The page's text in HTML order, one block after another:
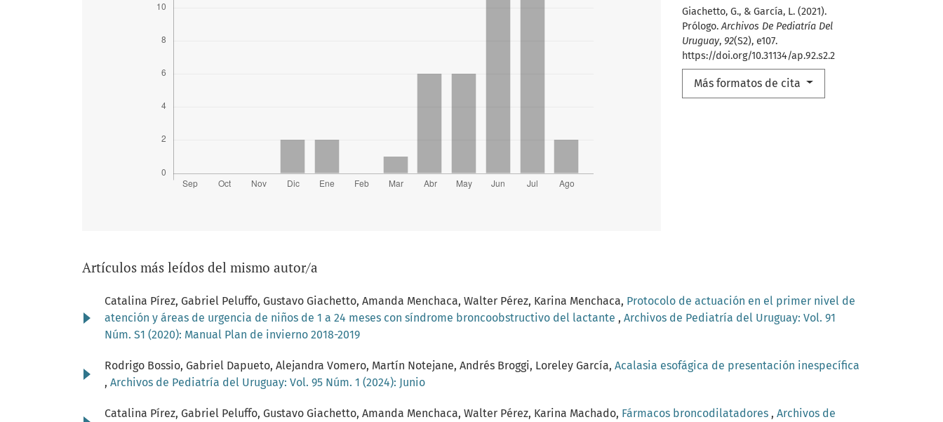
Giachetto, G., & García, L. (2021).
Prólogo.Archivos De Pediatría Del
Uruguay, 92(S2), e107.
https://doi.org/10.31134/ap.92.s2.2
Más formatos de cita
Artículos más leídos del mismo autor/a
Catalina Pírez, Gabriel Peluffo, Gustavo Giachetto, Amanda Menchaca, Walter Pérez, Karina Menchaca, Protocolo de actuación en el primer nivel de
atención y áreas de urgencia de niños de 1 a 24 meses con síndrome broncoobstructivo del lactante , Archivos de Pediatría del Uruguay: Vol. 91
Núm. S1 (2020): Manual Plan de invierno 2018-2019
Rodrigo Bossio, Gabriel Dapueto, Alejandra Vomero, Martín Notejane, Andrés Broggi, Loreley García, Acalasia esofágica de presentación inespecífica
, Archivos de Pediatría del Uruguay: Vol. 95 Núm. 1 (2024): Junio
Catalina Pírez, Gabriel Peluffo, Gustavo Giachetto, Amanda Menchaca, Walter Pérez, Karina Machado, Fármacos broncodilatadores , Archivos de